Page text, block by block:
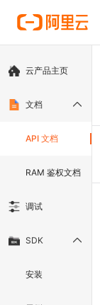
云产品主页
文档
API 文档
RAM 鉴权文档
调试
SDK
安装